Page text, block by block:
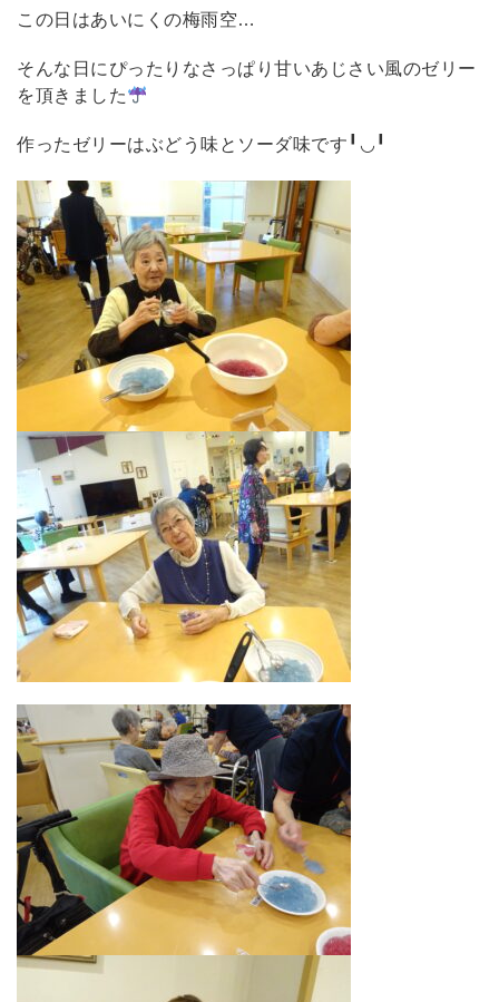
この日はあいにくの梅雨空…
そんな日にぴったりなさっぱり甘いあじさい風のゼリー
を頂きました
作ったゼリーはぶどう味とソーダ味です╹◡╹